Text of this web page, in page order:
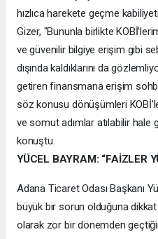
hızlıca harekete geçme
Gizer, "Bununla birlikte
ve güvenilir bilgiye erişim gibi
dışında kaldıklarını da
getiren finansmana erişim
söz konusu dönüşümleri
ve somut adımlar atılabilir hale
konuştu.
YÜCEL BAYRAM: “FAİZLER
Adana Ticaret Odası Başkanı
büyük bir sorun olduğuna
olarak zor bir dönemden